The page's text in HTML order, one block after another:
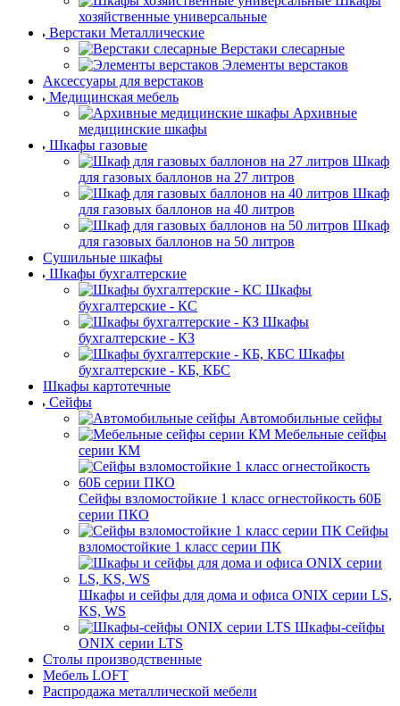
хозяйственные универсальные
Верстаки Металлические
Верстаки слесарные
Элементы верстаков
Аксессуары для верстаков
Медицинская мебель
Архивные
медицинские шкафы
Шкафы газовые
Шкаф
для газовых баллонов на 27 литров
Шкаф
для газовых баллонов на 40 литров
Шкаф
для газовых баллонов на 50 литров
Сушильные шкафы
Шкафы бухгалтерские
Шкафы
бухгалтерские - КС
Шкафы
бухгалтерские - КЗ
Шкафы
бухгалтерские - КБ, КБС
Шкафы картотечные
Сейфы
Автомобильные сейфы
Мебельные сейфы
серии КМ
Сейфы взломостойкие 1 класс огнестойкость 60Б
серии ПКО
Сейфы
взломостойкие 1 класс серии ПК
Шкафы и сейфы для дома и офиса ONIX серии LS,
KS, WS
Шкафы-сейфы
ONIX серии LTS
Столы производственные
Мебель LOFT
Распродажа металлической мебели